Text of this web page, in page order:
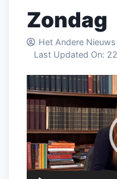
Zondag
Het Andere Nieuws
Last Updated On:
Videospeler